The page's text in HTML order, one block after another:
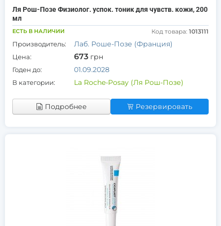
Ля Рош-Позе Физиолог. успок. тоник для чувств. кожи, 200
мл
ЕСТЬ В НАЛИЧИИ Код товара: 1013111
Производитель: Лаб. Роше-Позе (Франция)
Цена: 673 грн
Годен до: 01.09.2028
В категории: La Roche-Posay (Ля Рош-Позе)
Подробнее Резервировать